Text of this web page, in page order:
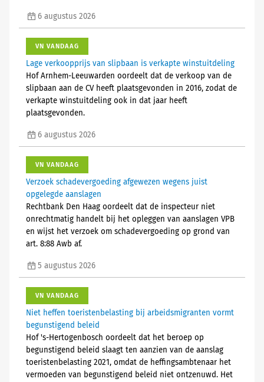
6 augustus 2026
VN VANDAAG
Lage verkoopprijs van slipbaan is verkapte winstuitdeling
Hof Arnhem-Leeuwarden oordeelt dat de verkoop van de
slipbaan aan de CV heeft plaatsgevonden in 2016, zodat de
verkapte winstuitdeling ook in dat jaar heeft
plaatsgevonden.
6 augustus 2026
VN VANDAAG
Verzoek schadevergoeding afgewezen wegens juist
opgelegde aanslagen
Rechtbank Den Haag oordeelt dat de inspecteur niet
onrechtmatig handelt bij het opleggen van aanslagen VPB
en wijst het verzoek om schadevergoeding op grond van
art. 8:88 Awb af.
5 augustus 2026
VN VANDAAG
Niet heffen toeristenbelasting bij arbeidsmigranten vormt
begunstigend beleid
Hof 's-Hertogenbosch oordeelt dat het beroep op
begunstigend beleid slaagt ten aanzien van de aanslag
toeristenbelasting 2021, omdat de heffingsambtenaar het
vermoeden van begunstigend beleid niet ontzenuwd. Het